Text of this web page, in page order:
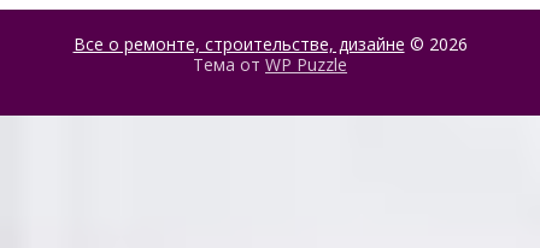
Все о ремонте, строительстве, дизайне © 2026
Тема от WP Puzzle